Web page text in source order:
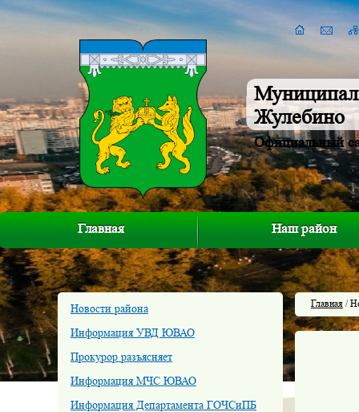
Жулебино
Официальный
Главная Наш район
Новости района
Информация УВД ЮВАО
Прокурор разъясняет
Информация МЧС ЮВАО
Информация Департамента ГОЧСиПБ
Главная /